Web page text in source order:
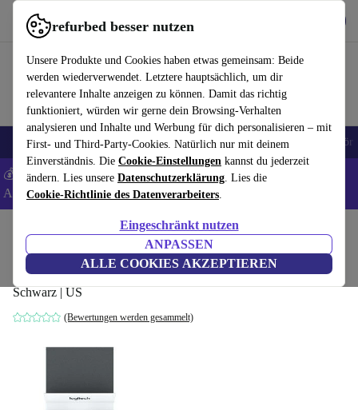
refurbed besser nutzen
Unsere Produkte und Cookies haben etwas gemeinsam: Beide
werden wiederverwendet. Letztere hauptsächlich, um dir
relevantere Inhalte anzeigen zu können. Damit das richtig
funktioniert, würden wir gerne dein Browsing-Verhalten
analysieren und Inhalte und Werbung für dich personalisieren – mit
First- und Third-Party-Cookies. Natürlich nur mit deinem
Einverständnis. Die Cookie-Einstellungen kannst du jederzeit
ändern. Lies unsere Datenschutzerklärung. Lies die
Cookie-Richtlinie des Datenverarbeiters.
Eingeschränkt nutzen
ANPASSEN
ALLE COOKIES AKZEPTIEREN
refurbed schnell und einfach nutzen
🎒 Back to school Handys Laptops Tablets Smartwatches Zubehör
💰 Extra -5% auf Samsung- und Google-Smartphones - Code:
ANDROID5 -AGB
Zubehör Computer Zubehör Tastaturen
Logitech K375s
Schwarz | US
(Bewertungen werden gesammelt)